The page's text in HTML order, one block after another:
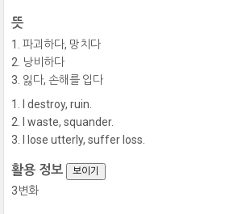
뜻
파괴하다, 망치다
낭비하다
잃다, 손해를 입다
I destroy, ruin.
I waste, squander.
I lose utterly, suffer loss.
활용 정보 보이기
3변화